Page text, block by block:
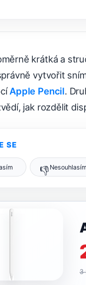
krátká a
vytvořit
Apple Pencil.
jak rozdělit
SE
👎 Nesouhlasím
3